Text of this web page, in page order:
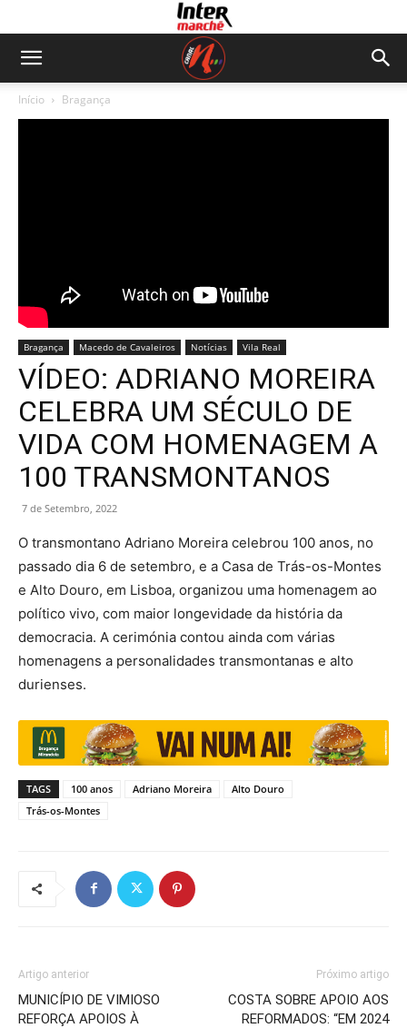
Início Bragança
Bragança Macedo de Cavaleiros Notícias Vila Real
VÍDEO: ADRIANO MOREIRA
CELEBRA UM SÉCULO DE
VIDA COM HOMENAGEM A
100 TRANSMONTANOS
7 de Setembro, 2022
O transmontano Adriano Moreira celebrou 100 anos, no
passado dia 6 de setembro, e a Casa de Trás-os-Montes
e Alto Douro, em Lisboa, organizou uma homenagem ao
político vivo, com maior longevidade da história da
democracia. A cerimónia contou ainda com várias
homenagens a personalidades transmontanas e alto
durienses.
TAGS 100 anos Adriano Moreira
Alto Douro
Trás-os-Montes
Artigo anterior
MUNICÍPIO DE VIMIOSO
REFORÇA APOIOS À
Próximo artigo
COSTA SOBRE APOIO AOS
REFORMADOS: “EM 2024